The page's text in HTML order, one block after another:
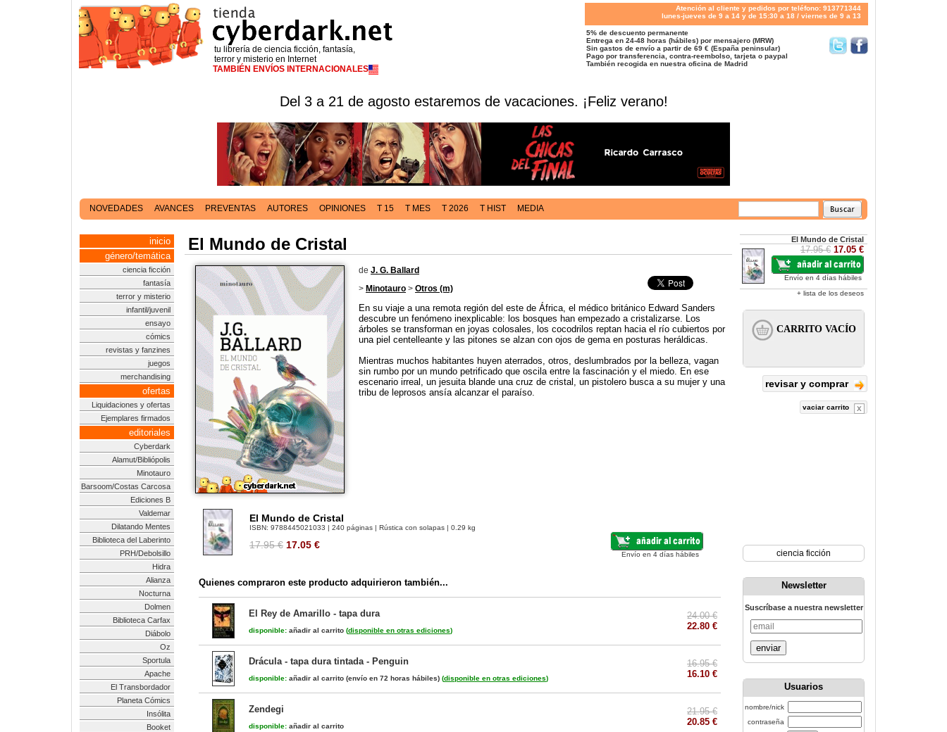
tu librería de ciencia ficción, fantasía,
terror y misterio en Internet
TAMBIÉN ENVÍOS INTERNACIONALES
Atención al cliente y pedidos por teléfono: 913771344
lunes-jueves de 9 a 14 y de 15:30 a 18 / viernes de 9 a 13
5% de descuento permanente
Entrega en 24-48 horas (hábiles) por mensajero (MRW)
Sin gastos de envío a partir de 69 € (España peninsular)
Pago por transferencia, contra-reembolso, tarjeta o paypal
También recogida en nuestra oficina de Madrid
Del 3 a 21 de agosto estaremos de vacaciones. ¡Feliz verano!
NOVEDADES AVANCES PREVENTAS AUTORES OPINIONES T 15 T MES T 2026 T HIST MEDIA
inicio
género/temática
ciencia ficción
fantasía
terror y misterio
infantil/juvenil
ensayo
cómics
revistas y fanzines
juegos
merchandising
ofertas
Liquidaciones y ofertas
Ejemplares firmados
editoriales
Cyberdark
Alamut/Bibliópolis
Minotauro
Barsoom/Costas Carcosa
Ediciones B
Valdemar
Dilatando Mentes
Biblioteca del Laberinto
PRH/Debolsillo
Hidra
Alianza
Nocturna
Dolmen
Biblioteca Carfax
Diábolo
Oz
Sportula
Apache
El Transbordador
Planeta Cómics
Insólita
Booket
El Mundo de Cristal
de J. G. Ballard
> Minotauro > Otros (m)
En su viaje a una remota región del este de África, el médico británico Edward Sanders
descubre un fenómeno inexplicable: los bosques han empezado a cristalizarse. Los
árboles se transforman en joyas colosales, los cocodrilos reptan hacia el río cubiertos por
una piel centelleante y las pitones se alzan con ojos de gema en posturas heráldicas.
Mientras muchos habitantes huyen aterrados, otros, deslumbrados por la belleza, vagan
sin rumbo por un mundo petrificado que oscila entre la fascinación y el miedo. En ese
escenario irreal, un jesuita blande una cruz de cristal, un pistolero busca a su mujer y una
tribu de leprosos ansía alcanzar el paraíso.
El Mundo de Cristal
ISBN: 9788445021033 | 240 páginas | Rústica con solapas | 0.29 kg
17.95 € 17.05 €
Envío en 4 días hábiles
Quienes compraron este producto adquirieron también...
El Rey de Amarillo - tapa dura
disponible: añadir al carrito (disponible en otras ediciones)
24.00 €
22.80 €
Drácula - tapa dura tintada - Penguin
disponible: añadir al carrito (envío en 72 horas hábiles) (disponible en otras ediciones)
16.95 €
16.10 €
Zendegi
disponible: añadir al carrito
21.95 €
20.85 €
El Mundo de Cristal
17.95 € 17.05 €
Envío en 4 días hábiles
+ lista de los deseos
revisar y comprar
vaciar carrito
ciencia ficción
Newsletter
Suscríbase a nuestra newsletter
enviar
Usuarios
nombre/nick
contraseña